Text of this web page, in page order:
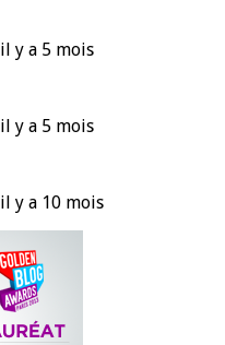
il y a 5 mois
il y a 5 mois
il y a 10 mois